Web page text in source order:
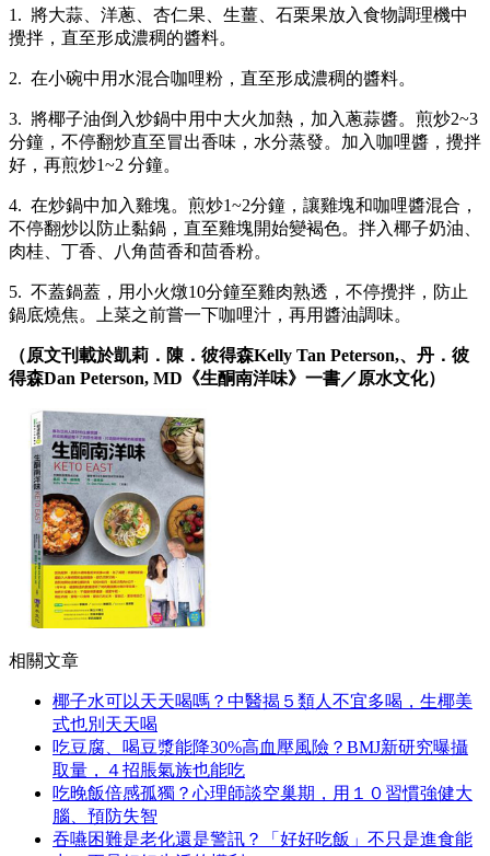
1. 將大蒜、洋蔥、杏仁果、生薑、石栗果放入食物調理機中
攪拌，直至形成濃稠的醬料。
2. 在小碗中用水混合咖哩粉，直至形成濃稠的醬料。
3. 將椰子油倒入炒鍋中用中大火加熱，加入蔥蒜醬。煎炒2~3
分鐘，不停翻炒直至冒出香味，水分蒸發。加入咖哩醬，攪拌
好，再煎炒1~2 分鐘。
4. 在炒鍋中加入雞塊。煎炒1~2分鐘，讓雞塊和咖哩醬混合，
不停翻炒以防止黏鍋，直至雞塊開始變褐色。拌入椰子奶油、
肉桂、丁香、八角茴香和茴香粉。
5. 不蓋鍋蓋，用小火燉10分鐘至雞肉熟透，不停攪拌，防止
鍋底燒焦。上菜之前嘗一下咖哩汁，再用醬油調味。
（原文刊載於凱莉．陳．彼得森Kelly Tan Peterson,、丹．彼
得森Dan Peterson, MD《生酮南洋味》一書／原水文化）
相關文章
椰子水可以天天喝嗎？中醫揭５類人不宜多喝，生椰美
式也別天天喝
吃豆腐、喝豆漿能降30%高血壓風險？BMJ新研究曝攝
取量，４招脹氣族也能吃
吃晚飯倍感孤獨？心理師談空巢期，用１０習慣強健大
腦、預防失智
吞嚥困難是老化還是警訊？「好好吃飯」不只是進食能